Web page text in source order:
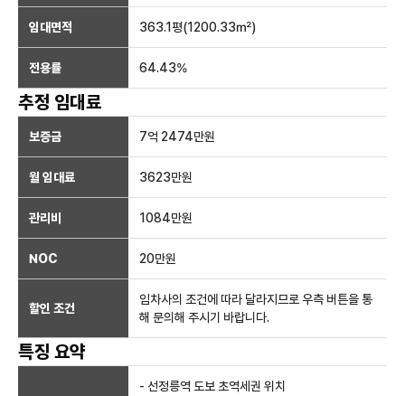
임대면적 363.1평(1200.33㎡)
전용률 64.43%
추정 임대료
보증금 7억 2474만원
월 임대료 3623만원
관리비 1084만원
NOC 20만원
할인 조건
임차사의 조건에 따라 달라지므로 우측 버튼을 통
해 문의해 주시기 바랍니다.
특징 요약
- 선정릉역 도보 초역세권 위치